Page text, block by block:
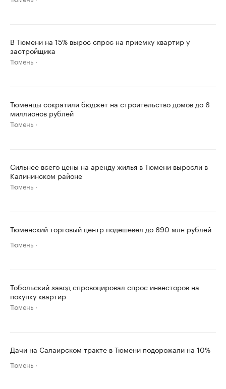
В Тюмени на 15% вырос спрос на приемку квартир у
застройщика
Тюмень
Тюменцы сократили бюджет на строительство домов до 6
миллионов рублей
Тюмень
Сильнее всего цены на аренду жилья в Тюмени выросли в
Калининском районе
Тюмень
Тюменский торговый центр подешевел до 690 млн рублей
Тюмень
Тобольский завод спровоцировал спрос инвесторов на
покупку квартир
Тюмень
Дачи на Салаирском тракте в Тюмени подорожали на 10%
Тюмень